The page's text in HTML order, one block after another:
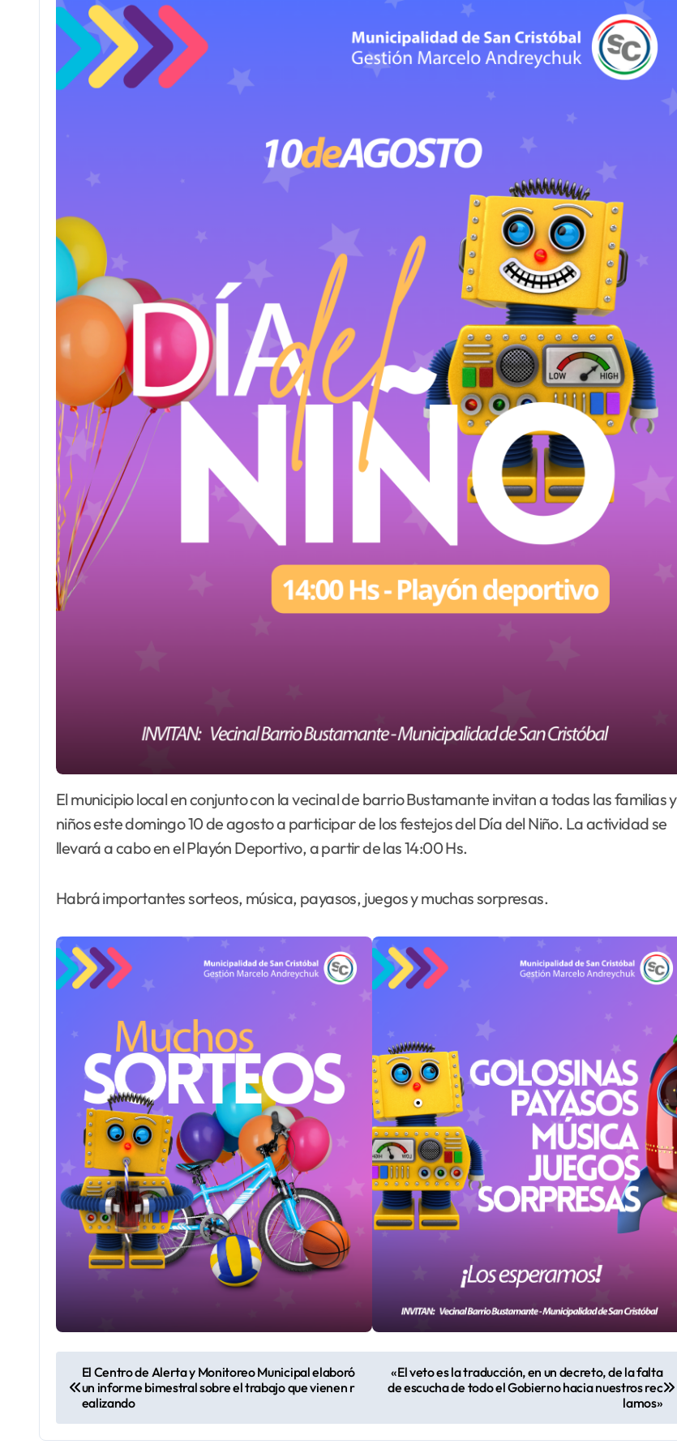
El municipio local en conjunto con la vecinal de barrio Bustamante invitan a todas las familias y
niños este domingo 10 de agosto a participar de los festejos del Día del Niño. La actividad se
llevará a cabo en el Playón Deportivo, a partir de las 14:00 Hs.
Habrá importantes sorteos, música, payasos, juegos y muchas sorpresas.
v
El Centro de Alerta y Monitoreo Municipal elaboró
un informe bimestral sobre el trabajo que vienen r
ealizando
«El veto es la traducción, en un decreto, de la falta
de escucha de todo el Gobierno hacia nuestros rec
lamos»